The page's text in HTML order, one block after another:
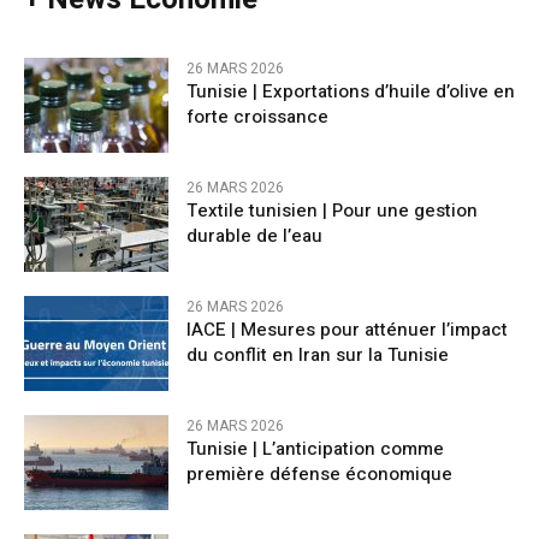
26 MARS 2026
Tunisie | Exportations d’huile d’olive en
forte croissance
26 MARS 2026
Textile tunisien | Pour une gestion
durable de l’eau
26 MARS 2026
IACE | Mesures pour atténuer l’impact
du conflit en Iran sur la Tunisie
26 MARS 2026
Tunisie | L’anticipation comme
première défense économique